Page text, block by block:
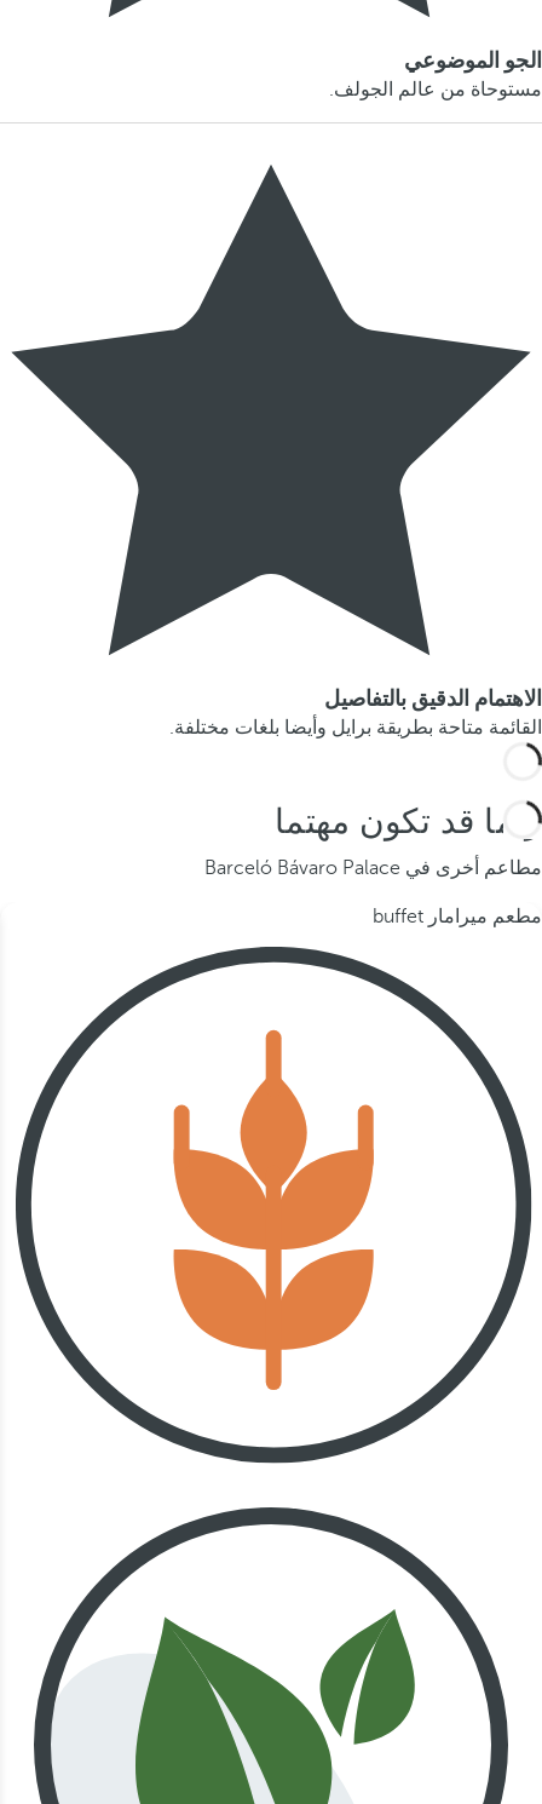
الجو الموضوعي
مستوحاة من عالم الجولف.
الاهتمام الدقيق بالتفاصيل
القائمة متاحة بطريقة برايل وأيضا بلغات مختلفة.
ربما قد تكون مهتما
مطاعم أخرى في Barceló Bávaro Palace
مطعم ميرامار buffet